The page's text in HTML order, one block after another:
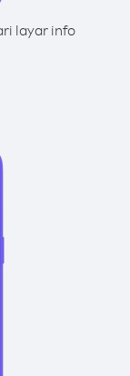
layar info